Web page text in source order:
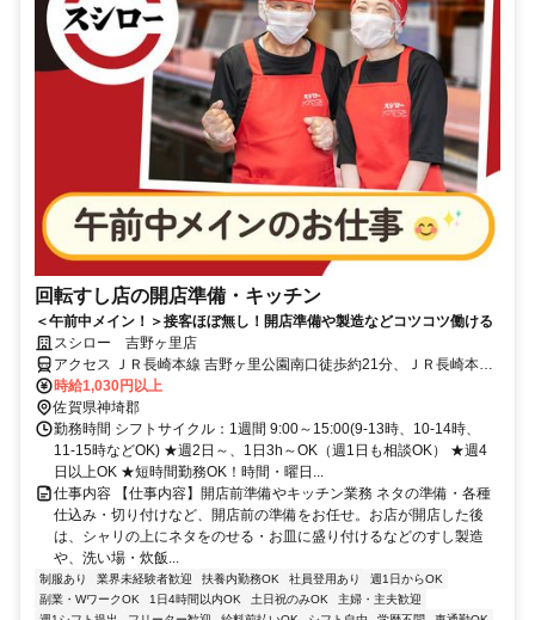
回転すし店の開店準備・キッチン
＜午前中メイン！＞接客ほぼ無し！開店準備や製造などコツコツ働ける
スシロー 吉野ヶ里店
アクセス ＪＲ長崎本線 吉野ヶ里公園南口徒歩約21分、ＪＲ長崎本線
中原徒歩約38分、ＪＲ長崎本線 神埼南口徒歩約53分
時給1,030円以上
佐賀県神埼郡
勤務時間 シフトサイクル：1週間 9:00～15:00(9-13時、10-14時、
11-15時などOK) ★週2日～、1日3h～OK（週1日も相談OK） ★週4
日以上OK ★短時間勤務OK！時間・曜日...
仕事内容 【仕事内容】開店前準備やキッチン業務 ネタの準備・各種
仕込み・切り付けなど、開店前の準備をお任せ。お店が開店した後
は、シャリの上にネタをのせる・お皿に盛り付けるなどのすし製造
や、洗い場・炊飯...
制服あり 業界未経験者歓迎 扶養内勤務OK 社員登用あり
週1日からOK
副業・WワークOK
1日4時間以内OK 土日祝のみOK
主婦・主夫歓迎